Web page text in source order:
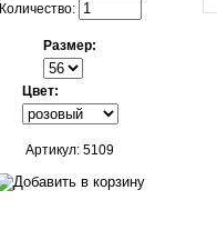
Количество:
Размер:
Цвет:
Артикул: 5109